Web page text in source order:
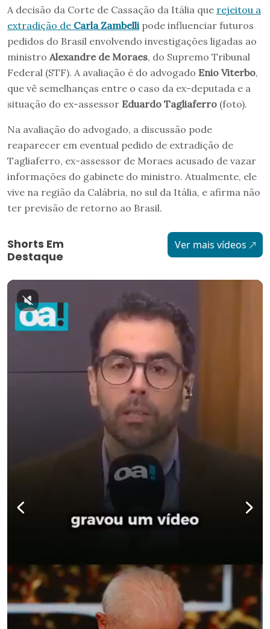
A decisão da Corte de Cassação da Itália que rejeitou a
extradição de Carla Zambellipode influenciar futuros
pedidos do Brasil envolvendo investigações ligadas ao
ministro Alexandre de Moraes, do Supremo Tribunal
Federal (STF). A avaliação é do advogado Enio Viterbo,
que vê semelhanças entre o caso da ex-deputada e a
situação do ex-assessor Eduardo Tagliaferro (foto).
Na avaliação do advogado, a discussão pode
reaparecer em eventual pedido de extradição de
Tagliaferro, ex-assessor de Moraes acusado de vazar
informações do gabinete do ministro. Atualmente, ele
vive na região da Calábria, no sul da Itália, e afirma não
ter previsão de retorno ao Brasil.
Shorts Em
Destaque
Ver mais vídeos